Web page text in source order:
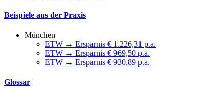
Beispiele aus der Praxis
München
ETW → Ersparnis € 1.226,31 p.a.
ETW → Ersparnis € 969,50 p.a.
ETW → Ersparnis € 930,89 p.a.
Glossar